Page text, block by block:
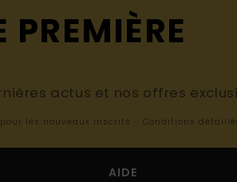
PREMIÈRE
actus et nos offres
les nouveaux inscrits - Conditions
AIDE